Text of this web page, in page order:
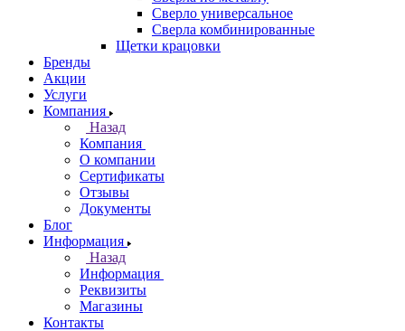
Сверло универсальное
Сверла комбинированные
Щетки крацовки
Бренды
Акции
Услуги
Компания
Назад
Компания
О компании
Сертификаты
Отзывы
Документы
Блог
Информация
Назад
Информация
Реквизиты
Магазины
Контакты